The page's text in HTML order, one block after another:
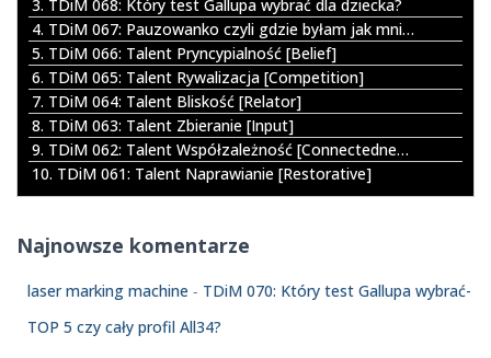
c
z
p
l
i
k
ó
w
d
w
ę
k
3. TDiM 068: Który test Gallupa wybrać dla dziecka?
4. TDiM 067: Pauzowanko czyli gdzie byłam jak mnie nie było
5. TDiM 066: Talent Pryncypialność [Belief]
6. TDiM 065: Talent Rywalizacja [Competition]
7. TDiM 064: Talent Bliskość [Relator]
8. TDiM 063: Talent Zbieranie [Input]
9. TDiM 062: Talent Współzależność [Connectedness]
10. TDiM 061: Talent Naprawianie [Restorative]
Najnowsze komentarze
laser marking machine - TDiM 070: Który test Gallupa wybrać-
TOP 5 czy cały profil All34?